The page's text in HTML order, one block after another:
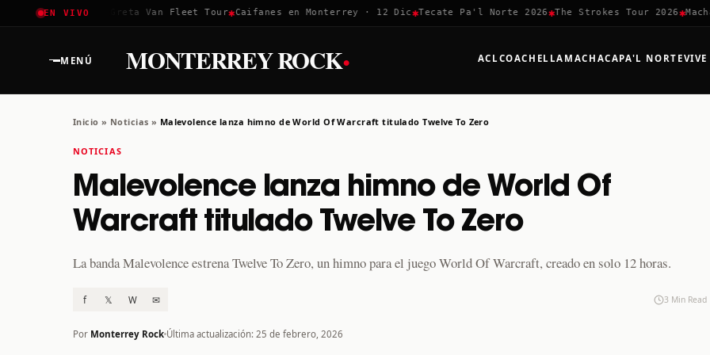
EN VIVO
Coachella 2026✱ Greta Van Fleet Tour✱Caifanes en Monterrey · 12 Dic ✱Tecate Pa'l Norte 2026✱The Strokes Tour 2026✱
MENÚ MONTERREY ROCK· ACLCOACHELLA MACHACAPA'L NORTE
Inicio » Noticias » Malevolence lanza himno de World Of Warcraft titulado Twelve To Zero
NOTICIAS
Malevolence lanza himno de World Of
Warcraft titulado Twelve To Zero
La banda Malevolence estrena Twelve To Zero, un himno para el juego World Of Warcraft, creado en solo 12 horas.
f 𝕏 W ✉ 3 Min Read
Por Monterrey Rock Última actualización: 25 de febrero, 2026